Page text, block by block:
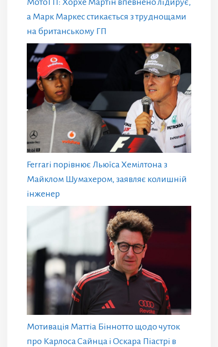
а Марк Маркес стикається з труднощами
на британському ГП
Ferrari порівнює Льюїса Хемілтона з
Майклом Шумахером, заявляє колишній
інженер
Мотивація Маттіа Біннотто щодо чуток
про Карлоса Сайнца і Оскара Піастрі в